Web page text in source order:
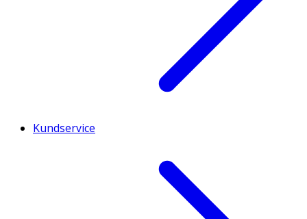
Kundservice